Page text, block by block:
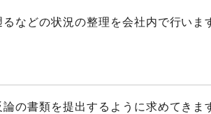
などの状況の整理を会社内で行いま
の書類を提出するように求めてきま